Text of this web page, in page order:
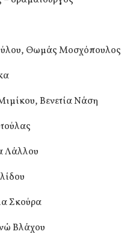
Θωμάς Μοσχόπουλος
Βενετία Νάση
Λάλλου
Σκούρα
Βλάχου